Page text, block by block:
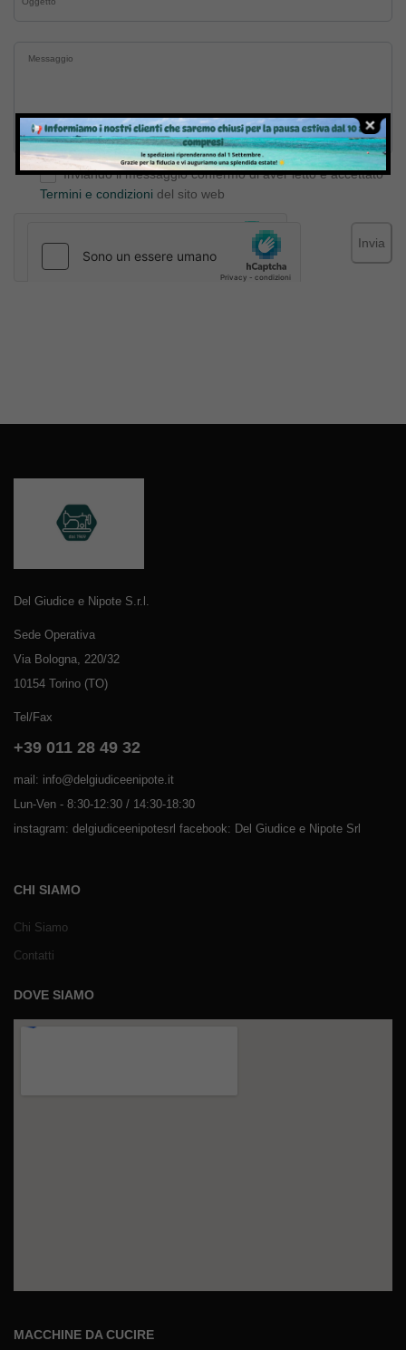
Inviando il messaggio confermo di aver letto e accettato
Termini e condizioni del sito web
Invia
Del Giudice e Nipote S.r.l.
Sede Operativa
Via Bologna, 220/32
10154 Torino (TO)
Tel/Fax
+39 011 28 49 32
mail: info@delgiudiceenipote.it
Lun-Ven - 8:30-12:30 / 14:30-18:30
instagram: delgiudiceenipotesrl facebook: Del Giudice e Nipote Srl
CHI SIAMO
Chi Siamo
Contatti
DOVE SIAMO
MACCHINE DA CUCIRE